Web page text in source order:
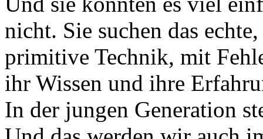
nicht. Sie suchen das
primitive Technik, mit
ihr Wissen und ihre
In der jungen Generation